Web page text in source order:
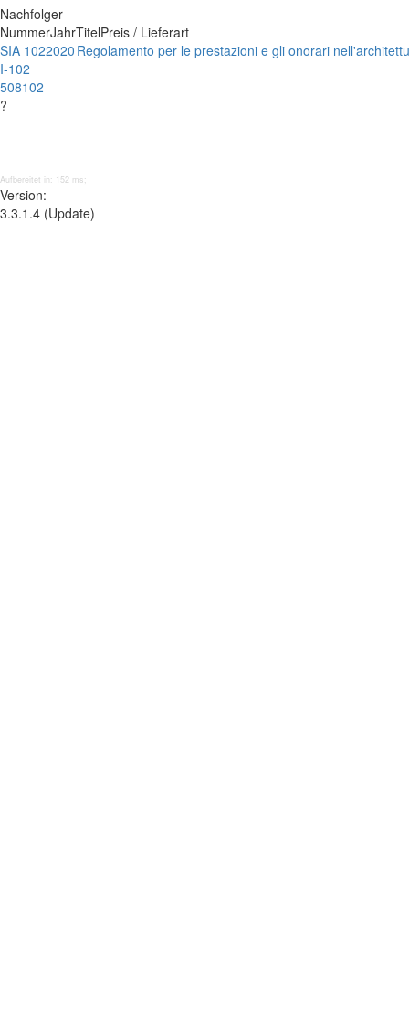
Nachfolger
NummerJahrTitelPreis / Lieferart
SIA 102
I-102
508102
?
2020 Regolamento per le prestazioni e gli onorari
Aufbereitet in: 152 ms;
Version:
3.3.1.4 (Update)